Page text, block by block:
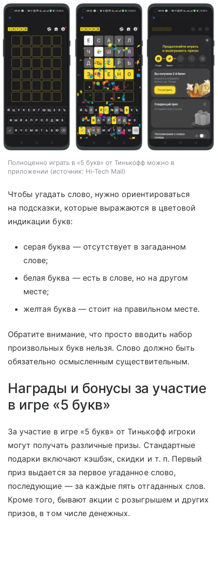
Полноценно играть в «5 букв» от Тинькофф можно в
приложении
источник: Hi-Tech Mail
Чтобы угадать слово, нужно ориентироваться
на подсказки, которые выражаются в цветовой
индикации букв:
серая буква — отсутствует в загаданном
слове;
белая буква — есть в слове, но на другом
месте;
желтая буква — стоит на правильном месте.
Обратите внимание, что просто вводить набор
произвольных букв нельзя. Слово должно быть
обязательно осмысленным существительным.
Награды и бонусы за участие
в игре «5 букв»
За участие в игре «5 букв» от Тинькофф игроки
могут получать различные призы. Стандартные
подарки включают кэшбэк, скидки и т. п. Первый
приз выдается за первое угаданное слово,
последующие — за каждые пять отгаданных слов.
Кроме того, бывают акции с розыгрышем и других
призов, в том числе денежных.